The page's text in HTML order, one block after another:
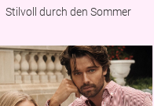
Stilvoll durch den Sommer